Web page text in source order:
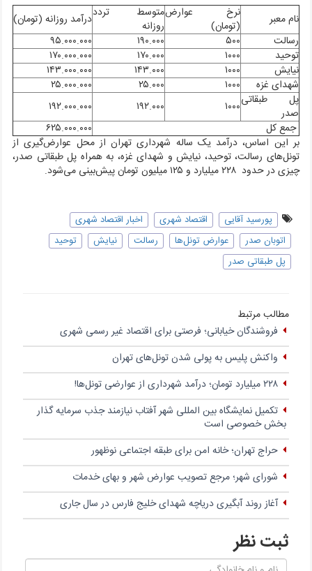
نام معبر
نرخ عوارض
(تومان)
متوسط تردد
روزانه
درآمد روزانه (تومان)
رسالت
۵۰۰ ۱۹۰.۰۰۰
۹۵.۰۰۰.۰۰۰
توحید
۱۰۰۰ ۱۷۰.۰۰۰
۱۷۰.۰۰۰.۰۰۰
نیایش
۱۰۰۰ ۱۴۳.۰۰۰
۱۴۳.۰۰۰.۰۰۰
شهدای غزه
۱۰۰۰ ۲۵.۰۰۰
۲۵.۰۰۰.۰۰۰
پل طبقاتی
صدر
۱۰۰۰ ۱۹۲.۰۰۰
۱۹۲.۰۰۰.۰۰۰
جمع کل
۶۲۵.۰۰۰.۰۰۰
بر این اساس، درآمد یک ساله شهرداری تهران از محل عوارض‌گیری از
تونل‌های رسالت، توحید، نیایش و شهدای غزه، به همراه پل طبقاتی صدر،
چیزی در حدود ۲۲۸ میلیارد و ۱۲۵ میلیون تومان پیش‌بینی می‌شود.
پورسید آقایی اقتصاد شهری
اخبار اقتصاد شهری
اتوبان صدر
عوارض تونل‌ها رسالت نیایش
توحید
پل طبقاتی صدر
مطالب مرتبط
فروشندگان خیابانی؛ فرصتی برای اقتصاد غیر رسمی شهری
واکنش پلیس به پولی شدن تونل‌های تهران
۲۲۸ میلیارد تومان؛ درآمد شهرداری از عوارضی تونل‌ها!
تکمیل نمایشگاه بین المللی شهر آفتاب نیازمند جذب سرمایه گذار
بخش خصوصی است
حراج تهران؛ خانه امن برای طبقه اجتماعی نوظهور
شوراى شهر؛ مرجع تصویب عوارض شهر و بهاى خدمات
آغاز روند آبگیری دریاچه شهدای خلیج فارس در سال جاری
ثبت نظر